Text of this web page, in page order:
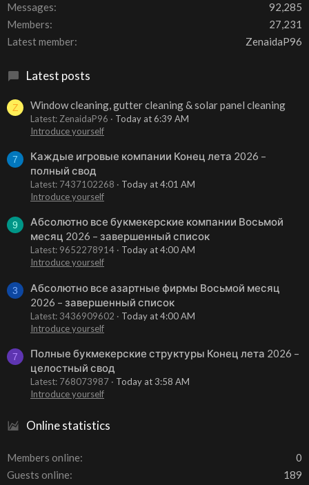
Messages
92,285
Members
27,231
Latest member
ZenaidaP96
Latest posts
Z Window cleaning, gutter cleaning & solar panel cleaning
Latest: ZenaidaP96
Today at 6:39 AM
Introduce yourself
7
Каждые игровые компании Конец лета 2026 –
полный свод
Latest: 7437102268
Today at 4:01 AM
Introduce yourself
9
Абсолютно все букмекерские компании Восьмой
месяц 2026 – завершенный список
Latest: 9652278914
Today at 4:00 AM
Introduce yourself
3
Абсолютно все азартные фирмы Восьмой месяц
2026 – завершенный список
Latest: 3436909602
Today at 4:00 AM
Introduce yourself
7
Полные букмекерские структуры Конец лета 2026 –
целостный свод
Latest: 768073987
Today at 3:58 AM
Introduce yourself
Online statistics
Members online
0
Guests online
189